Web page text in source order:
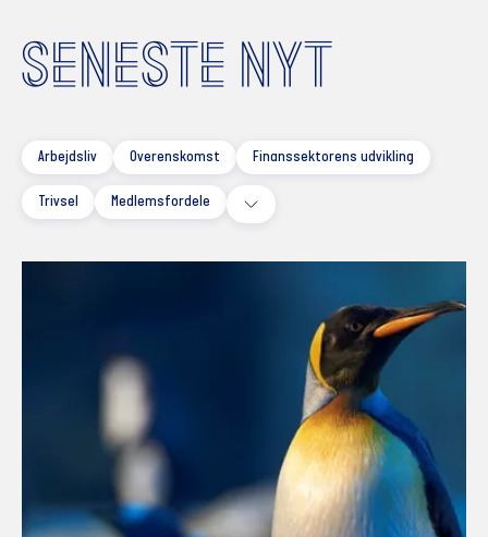
SENESTE NYT
Arbejdsliv Overenskomst Finanssektorens udvikling
Trivsel Medlemsfordele